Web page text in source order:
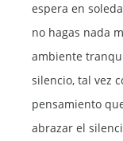
espera en
no hagas nada
ambiente
silencio, tal vez
pensamiento
abrazar el